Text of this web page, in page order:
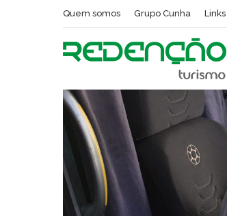
Quem somos Grupo Cunha Links